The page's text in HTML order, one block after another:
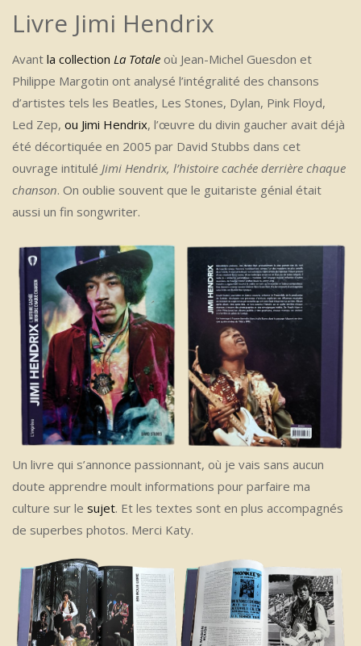
Livre Jimi Hendrix
Avant la collection La Totale où Jean-Michel Guesdon et
Philippe Margotin ont analysé l’intégralité des chansons
d’artistes tels les Beatles, Les Stones, Dylan, Pink Floyd,
Led Zep, ou Jimi Hendrix, l’œuvre du divin gaucher avait déjà
été décortiquée en 2005 par David Stubbs dans cet
ouvrage intitulé Jimi Hendrix, l’histoire cachée derrière chaque
chanson. On oublie souvent que le guitariste génial était
aussi un fin songwriter.
Un livre qui s’annonce passionnant, où je vais sans aucun
doute apprendre moult informations pour parfaire ma
culture sur le sujet. Et les textes sont en plus accompagnés
de superbes photos. Merci Katy.